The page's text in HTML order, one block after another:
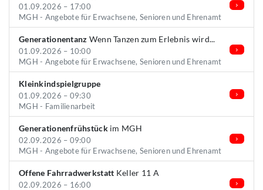
01.09.2026 – 17:00
MGH - Angebote für Erwachsene, Senioren und Ehrenamt
Generationentanz Wenn Tanzen zum Erlebnis wird...
01.09.2026 – 10:00
MGH - Angebote für Erwachsene, Senioren und Ehrenamt
Kleinkindspielgruppe
01.09.2026 – 09:30
MGH - Familienarbeit
Generationenfrühstückim MGH
02.09.2026 – 09:00
MGH - Angebote für Erwachsene, Senioren und Ehrenamt
Offene Fahrradwerkstatt Keller 11 A
02.09.2026 – 16:00